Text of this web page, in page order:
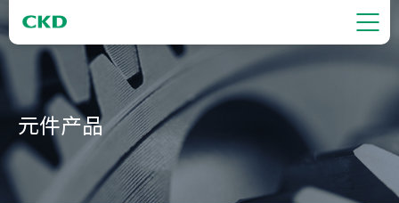
元件产品